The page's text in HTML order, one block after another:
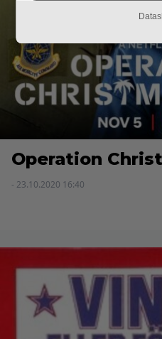
Operation
- 23.10.2020 16:40